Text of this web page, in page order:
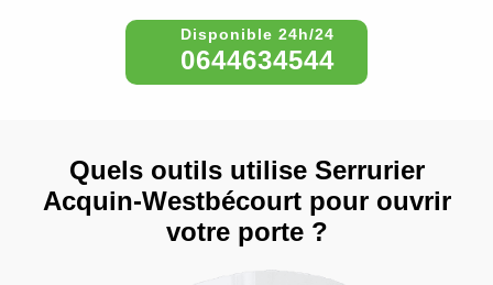
0644634544
Quels outils utilise Serrurier
Acquin-Westbécourt pour ouvrir
votre porte ?